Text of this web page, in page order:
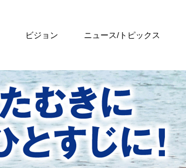
ビジョン ニュース/トピックス